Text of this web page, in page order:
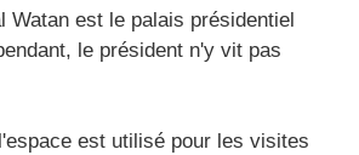
Watan est le palais présidentiel
le président n'y vit pas
est utilisé pour les visites